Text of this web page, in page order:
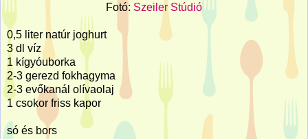
Fotó: Szeiler Stúdió
0,5 liter natúr joghurt
3 dl víz
1 kígyóuborka
2-3 gerezd fokhagyma
2-3 evőkanál olívaolaj
1 csokor friss kapor
só és bors